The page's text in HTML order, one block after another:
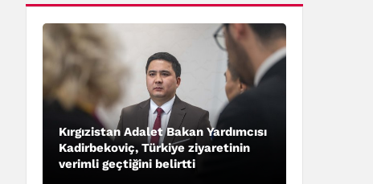
Kırgızistan Adalet Bakan Yardımcısı
Kadirbekoviç, Türkiye ziyaretinin
verimli geçtiğini belirtti